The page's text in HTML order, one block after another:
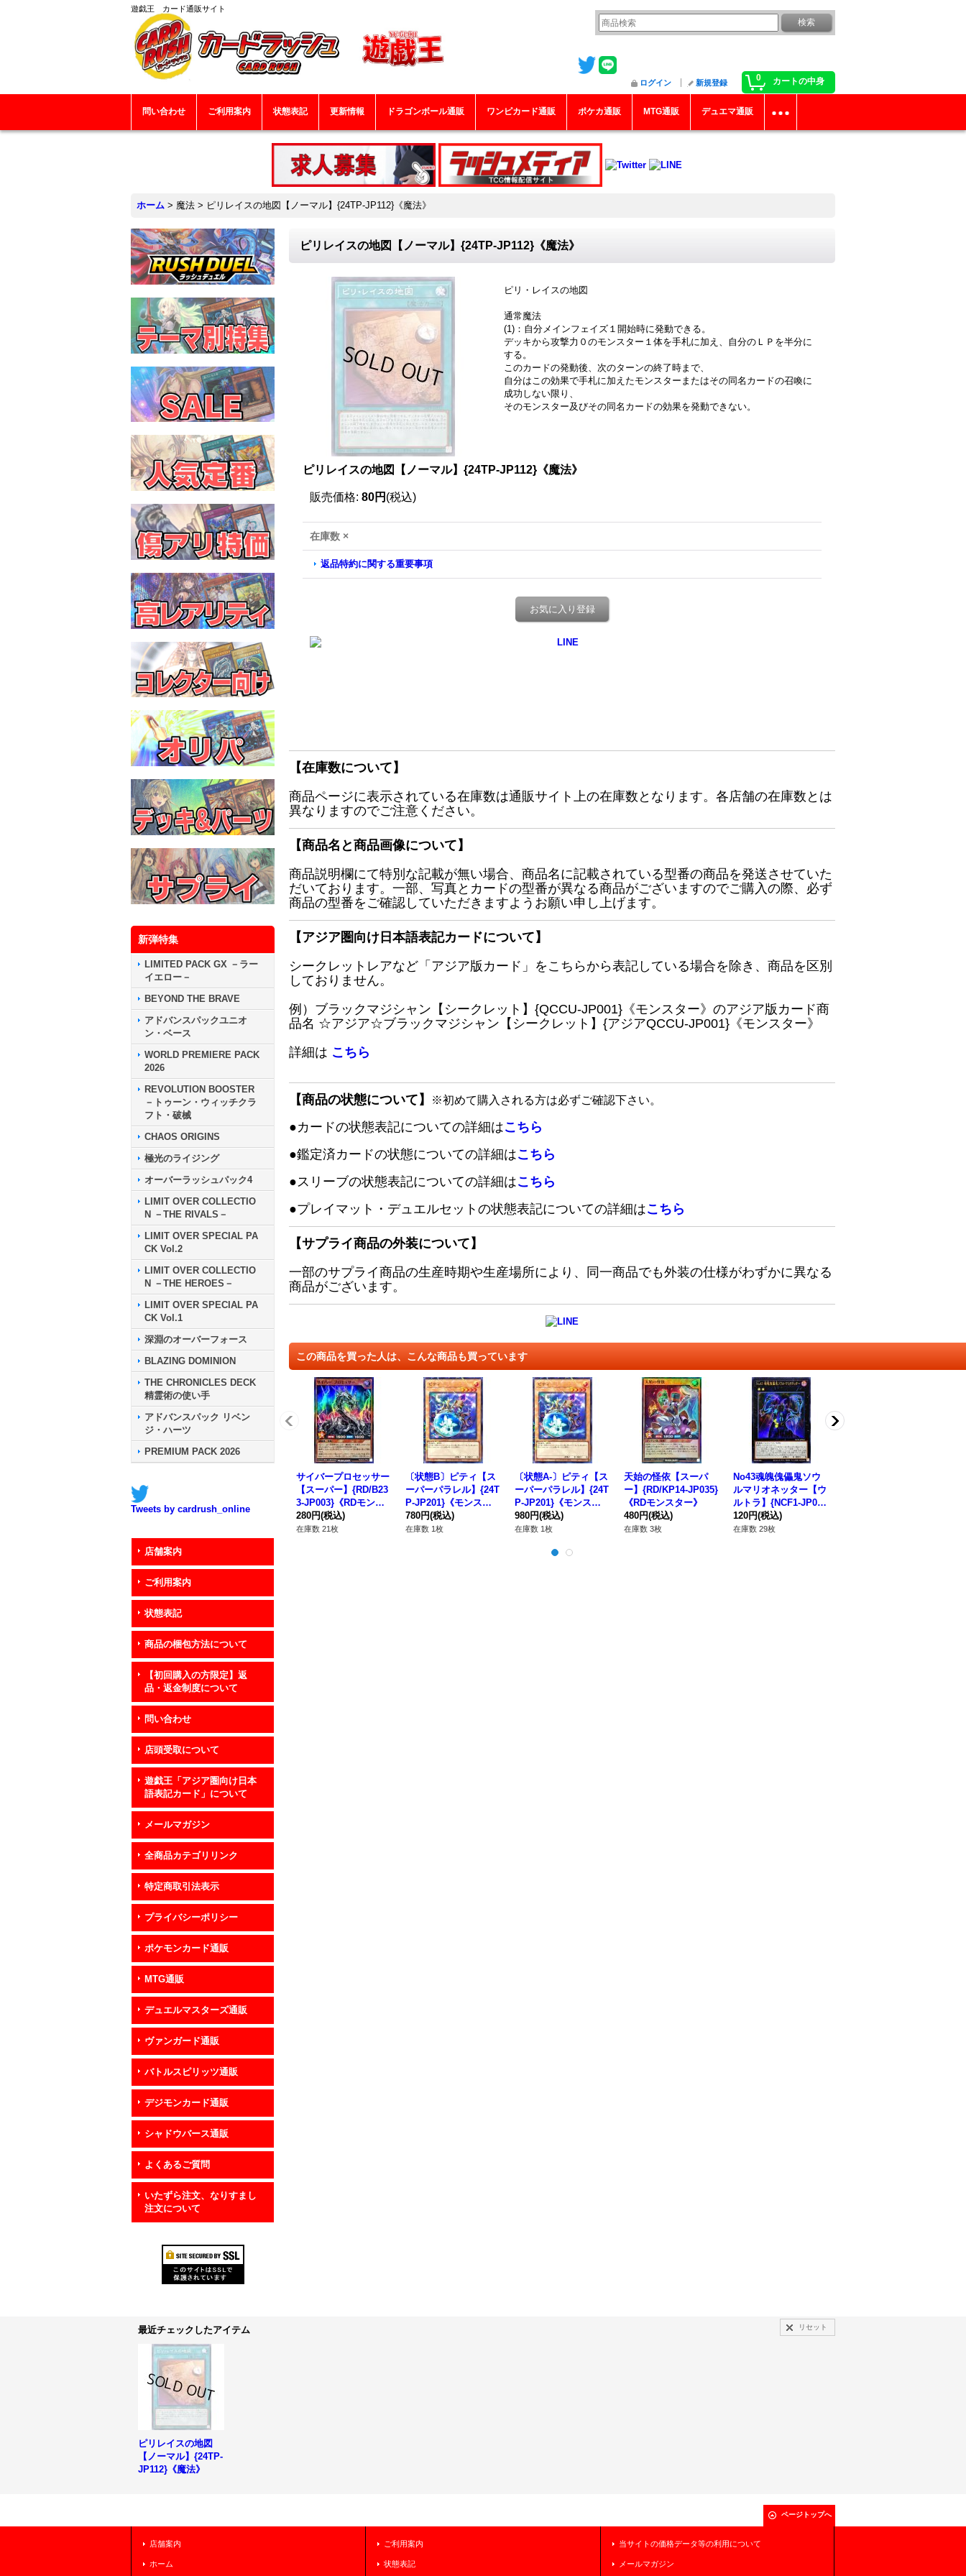
遊戯王 カード通販サイト
0 カートの中身
ログイン 新規登録
問い合わせ ご利用案内 状態表記 更新情報 ドラゴンボール通販 ワンピカード通販 ポケカ通販 MTG通販 デュエマ通販
ホーム > 魔法 > ピリレイスの地図【ノーマル】{24TP-JP112}《魔法》
新弾特集
LIMITED PACK GX －ラー
イエロー－
BEYOND THE BRAVE
アドバンスパックユニオ
ン・ベース
WORLD PREMIERE PACK
2026
REVOLUTION BOOSTER
－トゥーン・ウィッチクラ
フト・破械
CHAOS ORIGINS
極光のライジング
オーバーラッシュパック4
LIMIT OVER COLLECTIO
N －THE RIVALS－
LIMIT OVER SPECIAL PA
CK Vol.2
LIMIT OVER COLLECTIO
N －THE HEROES－
LIMIT OVER SPECIAL PA
CK Vol.1
深淵のオーバーフォース
BLAZING DOMINION
THE CHRONICLES DECK
精霊術の使い手
アドバンスパック リベン
ジ・ハーツ
PREMIUM PACK 2026
Tweets by cardrush_online
店舗案内
ご利用案内
状態表記
商品の梱包方法について
【初回購入の方限定】返
品・返金制度について
問い合わせ
店頭受取について
遊戯王「アジア圏向け日本
語表記カード」について
メールマガジン
全商品カテゴリリンク
特定商取引法表示
プライバシーポリシー
ポケモンカード通販
MTG通販
デュエルマスターズ通販
ヴァンガード通販
バトルスピリッツ通販
デジモンカード通販
シャドウバース通販
よくあるご質問
いたずら注文、なりすまし
注文について
ピリレイスの地図【ノーマル】{24TP-JP112}《魔法》
ピリ・レイスの地図
通常魔法
(1)：自分メインフェイズ１開始時に発動できる。
デッキから攻撃力０のモンスター１体を手札に加え、自分のＬＰを半分に
する。
このカードの発動後、次のターンの終了時まで、
自分はこの効果で手札に加えたモンスターまたはその同名カードの召喚に
成功しない限り、
そのモンスター及びその同名カードの効果を発動できない。
ピリレイスの地図【ノーマル】{24TP-JP112}《魔法》
販売価格: 80円 (税込)
在庫数 ×
返品特約に関する重要事項
お気に入り登録
【在庫数について】
商品ページに表示されている在庫数は通販サイト上の在庫数となります。各店舗の在庫数とは
異なりますのでご注意ください。
【商品名と商品画像について】
商品説明欄にて特別な記載が無い場合、商品名に記載されている型番の商品を発送させていた
だいております。一部、写真とカードの型番が異なる商品がございますのでご購入の際、必ず
商品の型番をご確認していただきますようお願い申し上げます。
【アジア圏向け日本語表記カードについて】
シークレットレアなど「アジア版カード」をこちらから表記している場合を除き、商品を区別
しておりません。
例）ブラックマジシャン【シークレット】{QCCU-JP001}《モンスター》のアジア版カード商
品名 ☆アジア☆ブラックマジシャン【シークレット】{アジアQCCU-JP001}《モンスター》
詳細は こちら
【商品の状態について】 ※初めて購入される方は必ずご確認下さい。
●カードの状態表記についての詳細はこちら
●鑑定済カードの状態についての詳細はこちら
●スリーブの状態表記についての詳細はこちら
●プレイマット・デュエルセットの状態表記についての詳細はこちら
【サプライ商品の外装について】
一部のサプライ商品の生産時期や生産場所により、同一商品でも外装の仕様がわずかに異なる
商品がございます。
この商品を買った人は、こんな商品も買っています
サイバープロセッサー
【スーパー】{RD/B23
3-JP003}《RDモンス
ター》
280円(税込)
在庫数 21枚
〔状態B〕ピティ【ス
ーパーパラレル】{24T
P-JP201}《モンスタ
ー》
780円(税込)
在庫数 1枚
〔状態A-〕ピティ【ス
ーパーパラレル】{24T
P-JP201}《モンスタ
ー》
980円(税込)
在庫数 1枚
天始の怪依【スーパ
ー】{RD/KP14-JP035}
《RDモンスター》
480円(税込)
在庫数 3枚
No43魂魄傀儡鬼ソウ
ルマリオネッター【ウ
ルトラ】{NCF1-JP04
3}《エクシーズ》
120円(税込)
在庫数 29枚
最近チェックしたアイテム リセット
ピリレイスの地図
【ノーマル】{24TP-
JP112}《魔法》
ページトップへ
店舗案内
ホーム
ご利用案内
状態表記
当サイトの価格データ等の利用について
メールマガジン